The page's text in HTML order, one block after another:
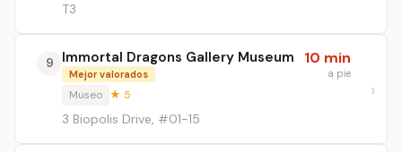
T3
9 Immortal Dragons Gallery Museum
Mejor valorados
Museo ★ 5
3 Biopolis Drive, #01-15
10 min
a pie